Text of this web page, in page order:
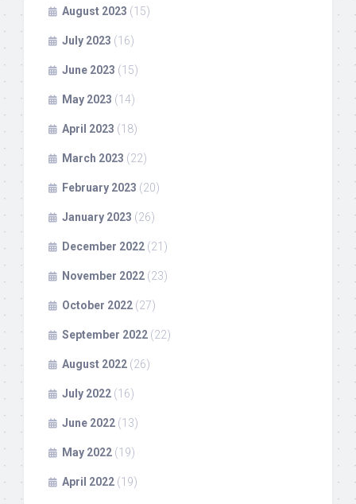
August 2023 (15)
July 2023 (16)
June 2023 (15)
May 2023 (14)
April 2023 (18)
March 2023 (22)
February 2023 (20)
January 2023 (26)
December 2022 (21)
November 2022 (23)
October 2022 (27)
September 2022 (22)
August 2022 (26)
July 2022 (16)
June 2022 (13)
May 2022 (19)
April 2022 (19)